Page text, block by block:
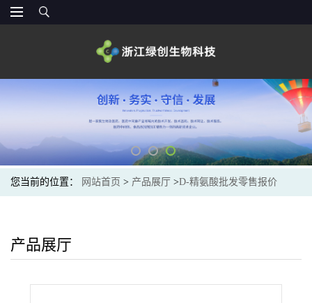
您当前的位置： 网站首页 > 产品展厅 >D-精氨酸批发零售报价
产品展厅